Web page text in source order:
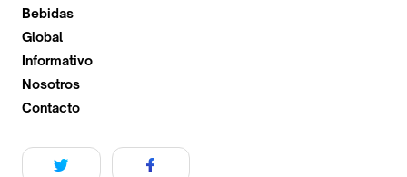
Bebidas
Global
Informativo
Nosotros
Contacto